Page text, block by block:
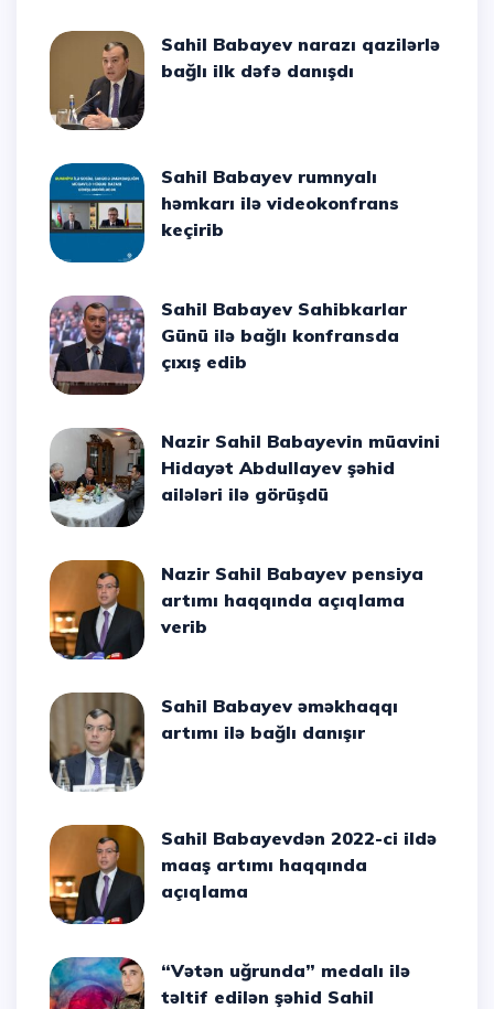
Sahil Babayev narazı qazilərlə
bağlı ilk dəfə danışdı
Sahil Babayev rumnyalı
həmkarı ilə videokonfrans
keçirib
Sahil Babayev Sahibkarlar
Günü ilə bağlı konfransda
çıxış edib
Nazir Sahil Babayevin müavini
Hidayət Abdullayev şəhid
ailələri ilə görüşdü
Nazir Sahil Babayev pensiya
artımı haqqında açıqlama
verib
Sahil Babayev əməkhaqqı
artımı ilə bağlı danışır
Sahil Babayevdən 2022-ci ildə
maaş artımı haqqında
açıqlama
“Vətən uğrunda” medalı ilə
təltif edilən şəhid Sahil